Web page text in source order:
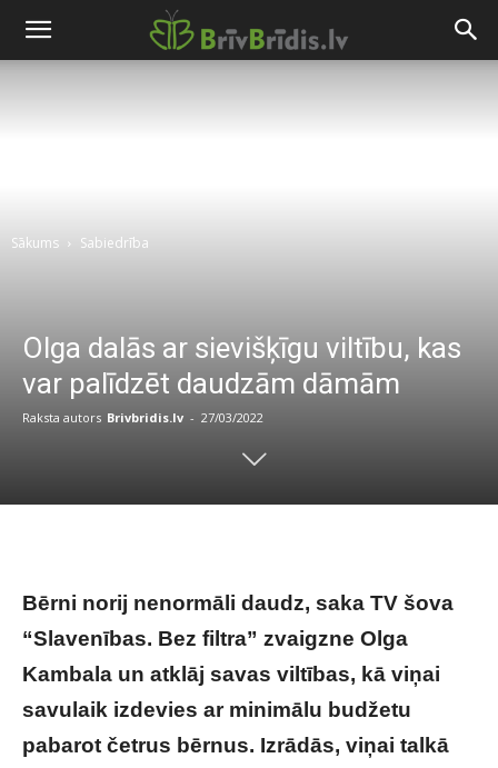
Sākums Sabiedrība
Olga dalās ar sievišķīgu viltību, kas
var palīdzēt daudzām dāmām
Raksta autors Brivbridis.lv - 27/03/2022
Bērni norij nenormāli daudz, saka TV šova
“Slavenības. Bez filtra” zvaigzne Olga
Kambala un atklāj savas viltības, kā viņai
savulaik izdevies ar minimālu budžetu
pabarot četrus bērnus. Izrādās, viņai talkā